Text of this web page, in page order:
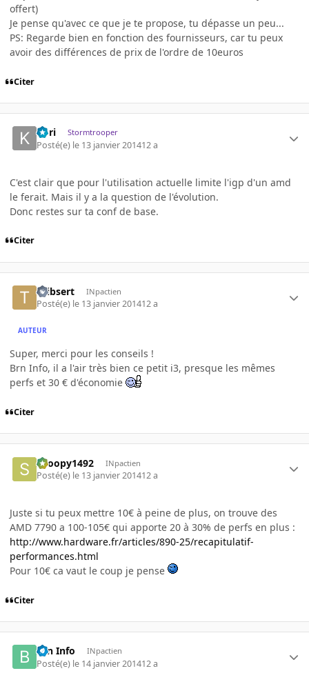
offert)
Je pense qu'avec ce que je te propose, tu dépasse un peu...
PS: Regarde bien en fonction des fournisseurs, car tu peux
avoir des différences de prix de l'ordre de 10euros
Citer
Kori Stormtrooper
Posté(e) le 13 janvier 201412 a
C'est clair que pour l'utilisation actuelle limite l'igp d'un amd
le ferait. Mais il y a la question de l'évolution.
Donc restes sur ta conf de base.
Citer
thibsert INpactien
Posté(e) le 13 janvier 201412 a
AUTEUR
Super, merci pour les conseils !
Brn Info, il a l'air très bien ce petit i3, presque les mêmes
perfs et 30 € d'économie
Citer
snoopy1492 INpactien
Posté(e) le 13 janvier 201412 a
Juste si tu peux mettre 10€ à peine de plus, on trouve des
AMD 7790 a 100-105€ qui apporte 20 à 30% de perfs en plus :
http://www.hardware.fr/articles/890-25/recapitulatif-
performances.html
Pour 10€ ca vaut le coup je pense
Citer
Brn Info INpactien
Posté(e) le 14 janvier 201412 a